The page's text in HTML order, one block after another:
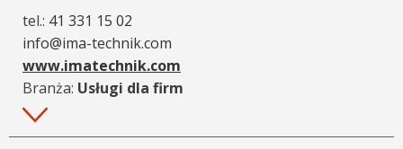
tel.: 41 331 15 02
info@ima-technik.com
www.imatechnik.com
Branża: Usługi dla firm
Więcej